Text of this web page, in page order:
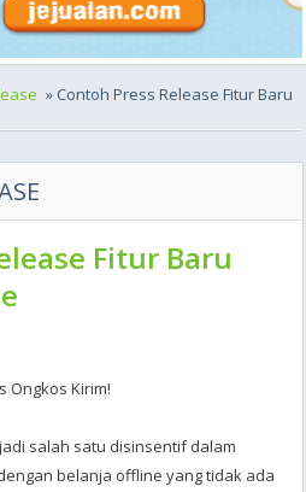
» Contoh Press Release Fitur Baru
Fitur Baru
Ongkos Kirim!
salah satu disinsentif dalam
belanja offline yang tidak ada